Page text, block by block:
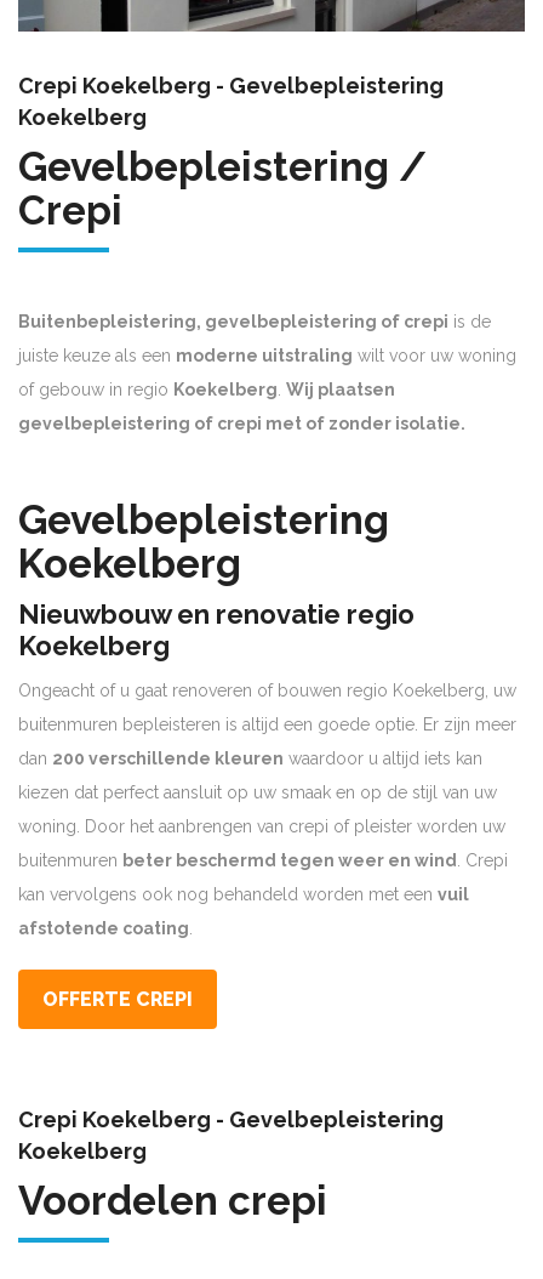
Crepi Koekelberg - Gevelbepleistering
Koekelberg
Gevelbepleistering /
Crepi
Buitenbepleistering, gevelbepleistering of crepi is de
juiste keuze als een moderne uitstraling wilt voor uw woning
of gebouw in regio Koekelberg. Wij plaatsen
gevelbepleistering of crepi met of zonder isolatie.
Gevelbepleistering
Koekelberg
Nieuwbouw en renovatie regio
Koekelberg
Ongeacht of u gaat renoveren of bouwen regio Koekelberg, uw
buitenmuren bepleisteren is altijd een goede optie. Er zijn meer
dan 200 verschillende kleuren waardoor u altijd iets kan
kiezen dat perfect aansluit op uw smaak en op de stijl van uw
woning. Door het aanbrengen van crepi of pleister worden uw
buitenmuren beter beschermd tegen weer en wind. Crepi
kan vervolgens ook nog behandeld worden met een vuil
afstotende coating.
OFFERTE CREPI
Crepi Koekelberg - Gevelbepleistering
Koekelberg
Voordelen crepi